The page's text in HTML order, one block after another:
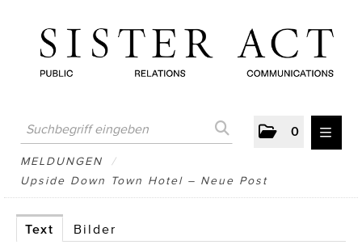
0
MELDUNGEN
ATELIER FĒ.
MELDUNGEN
/
Upside Down Town Hotel – Neue Post
Text Bilder